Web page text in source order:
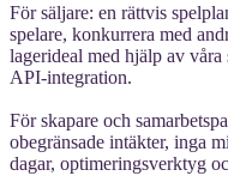
För säljare: en rättvis
spelare, konkurrera med
lagerideal med hjälp av
API-integration.
För skapare och
obegränsade intäkter, inga
dagar, optimeringsverktyg